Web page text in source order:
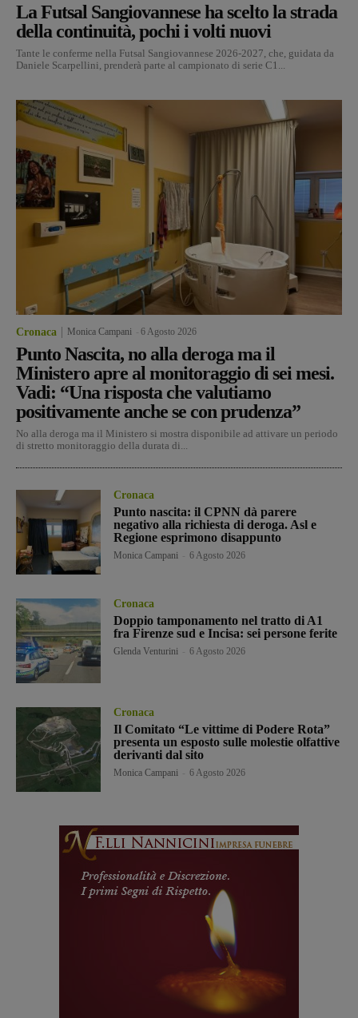
La Futsal Sangiovannese ha scelto la strada
della continuità, pochi i volti nuovi
Tante le conferme nella Futsal Sangiovannese 2026-2027, che, guidata da
Daniele Scarpellini, prenderà parte al campionato di serie C1...
Cronaca Monica Campani 6 Agosto 2026
Punto Nascita, no alla deroga ma il
Ministero apre al monitoraggio di sei mesi.
Vadi: “Una risposta che valutiamo
positivamente anche se con prudenza”
No alla deroga ma il Ministero si mostra disponibile ad attivare un periodo
di stretto monitoraggio della durata di...
Cronaca
Punto nascita: il CPNN dà parere
negativo alla richiesta di deroga. Asl e
Regione esprimono disappunto
Monica Campani 6 Agosto 2026
Cronaca
Doppio tamponamento nel tratto di A1
fra Firenze sud e Incisa: sei persone ferite
Glenda Venturini 6 Agosto 2026
Cronaca
Il Comitato “Le vittime di Podere Rota”
presenta un esposto sulle molestie olfattive
derivanti dal sito
Monica Campani 6 Agosto 2026